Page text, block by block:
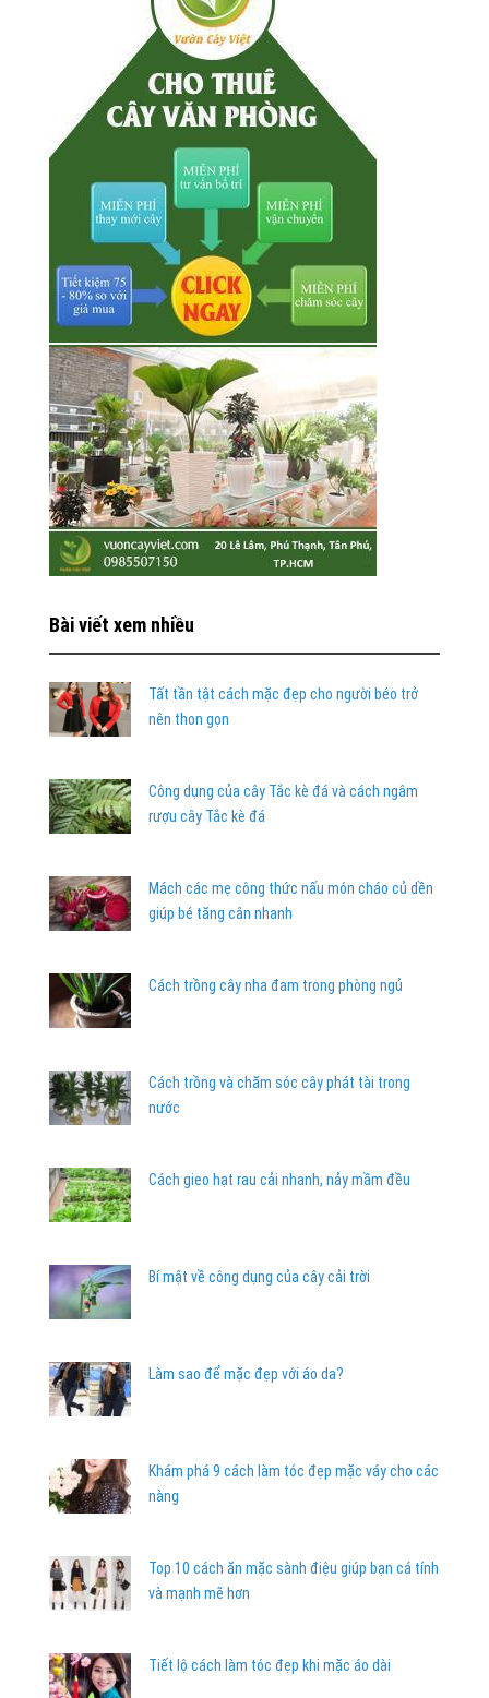
Bài viết xem nhiều
Tất tần tật cách mặc đẹp cho người béo trở
nên thon gọn
Công dụng của cây Tắc kè đá và cách ngâm
rượu cây Tắc kè đá
Mách các mẹ công thức nấu món cháo củ dền
giúp bé tăng cân nhanh
Cách trồng cây nha đam trong phòng ngủ
Cách trồng và chăm sóc cây phát tài trong
nước
Cách gieo hạt rau cải nhanh, nảy mầm đều
Bí mật về công dụng của cây cải trời
Làm sao để mặc đẹp với áo da?
Khám phá 9 cách làm tóc đẹp mặc váy cho các
nàng
Top 10 cách ăn mặc sành điệu giúp bạn cá tính
và mạnh mẽ hơn
Tiết lộ cách làm tóc đẹp khi mặc áo dài